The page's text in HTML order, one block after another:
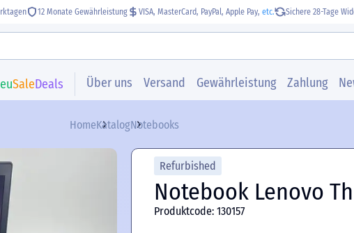
12 Monate Gewährleistung VISA, MasterCard, PayPal, Apple Pay, etc. Sichere 28-Tage
SaleDeals Über uns Versand Gewährleistung Zahlung
HomeKatalogNotebooks
Refurbished
Notebook Lenovo
Produktcode: 130157